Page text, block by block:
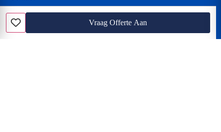
Favoriet
Vraag Offerte Aan
Bedrijf Aanmelden